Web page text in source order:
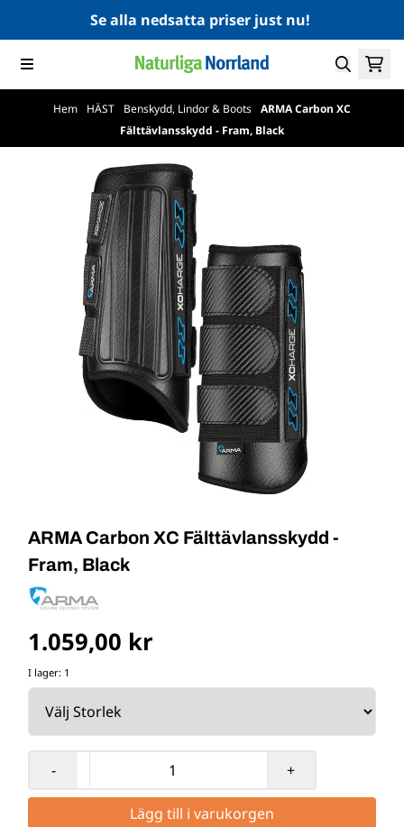
Hoppa till innehållSe alla nedsatta priser just nu!
Hem HÄST Benskydd, Lindor & Boots ARMA Carbon XC
Fälttävlansskydd - Fram, Black
ARMA Carbon XC Fälttävlansskydd -
Fram, Black
1.059,00 kr
I lager: 1
- +
Lägg till i varukorgen